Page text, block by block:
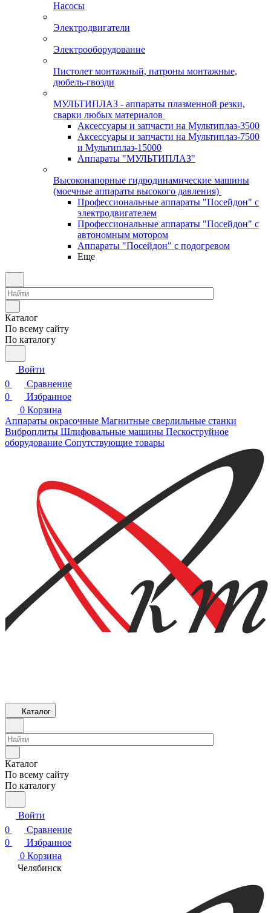
Насосы
Электродвигатели
Электрооборудование
Пистолет монтажный, патроны монтажные,
дюбель-гвозди
МУЛЬТИПЛАЗ - аппараты плазменной резки,
сварки любых материалов
Аксессуары и запчасти на Мультиплаз-3500
Аксессуары и запчасти на Мультиплаз-7500
и Мультиплаз-15000
Аппараты "МУЛЬТИПЛАЗ"
Высоконапорные гидродинамические машины
(моечные аппараты высокого давления)
Профессиональные аппараты "Посейдон" с
электродвигателем
Профессиональные аппараты "Посейдон" с
автономным мотором
Аппараты "Посейдон" с подогревом
Еще
Каталог
По всему сайту
По каталогу
Войти
0
Сравнение
0
Избранное
0 Корзина
Аппараты окрасочные Магнитные сверлильные станки
Виброплиты Шлифовальные машины Пескоструйное
оборудование Сопутствующие товары
Каталог
Каталог
По всему сайту
По каталогу
Войти
0
Сравнение
0
Избранное
0 Корзина
Челябинск